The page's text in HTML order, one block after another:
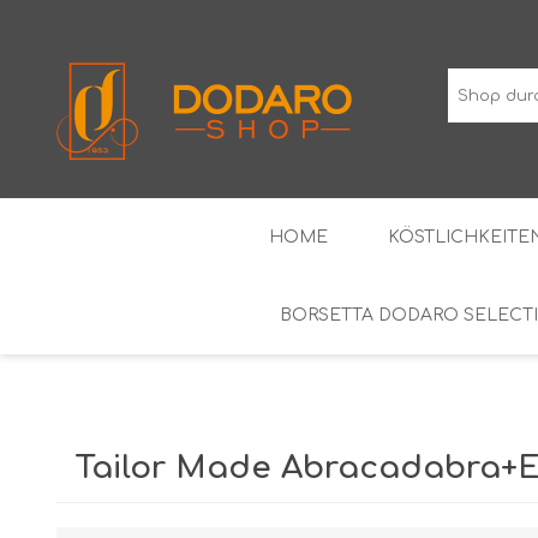
HOME
BORSETTA DODARO
GEOGRAFISCHER ANGABE
Tailor Made